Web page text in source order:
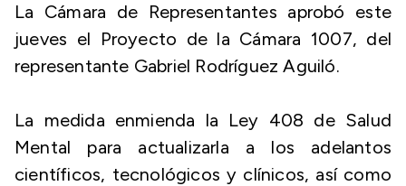
La Cámara de Representantes aprobó este
jueves el Proyecto de la Cámara 1007, del
representante Gabriel Rodríguez Aguiló.
La medida enmienda la Ley 408 de Salud
Mental para actualizarla a los adelantos
científicos, tecnológicos y clínicos, así como